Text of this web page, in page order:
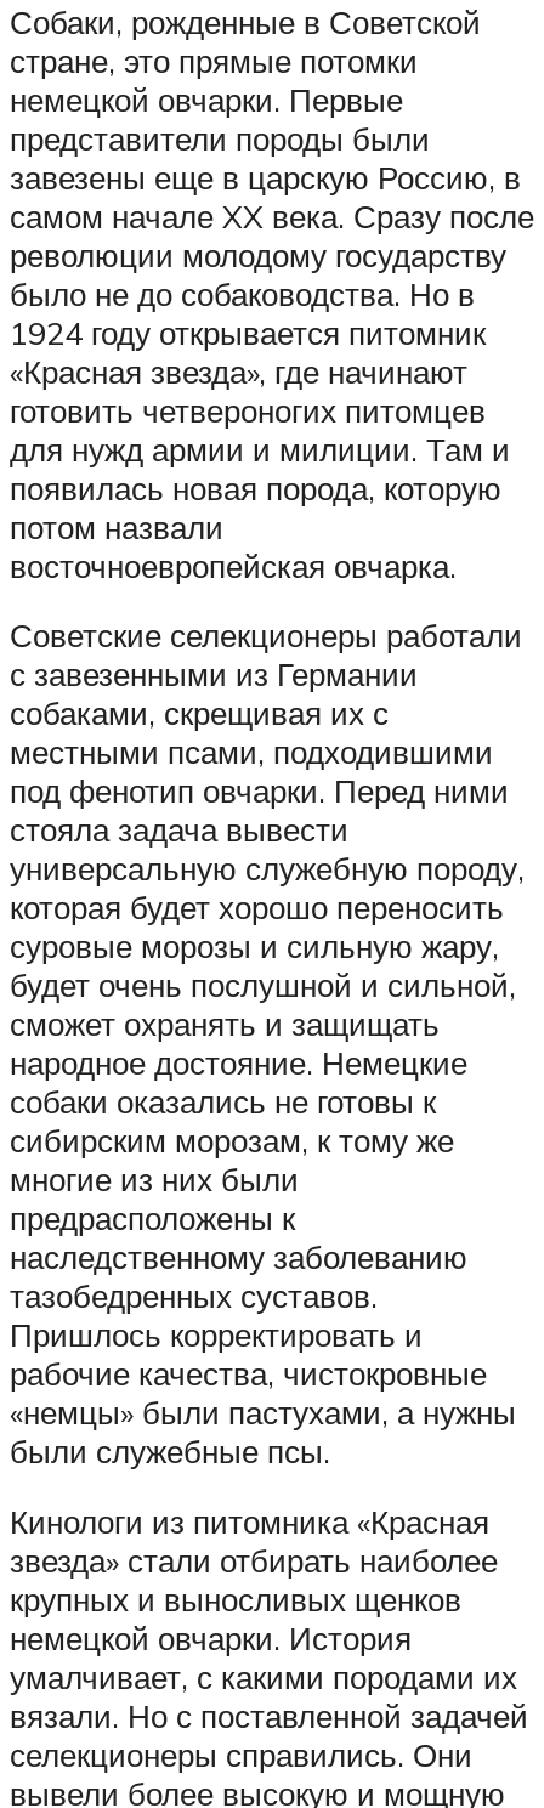
Собаки, рожденные в Советской
стране, это прямые потомки
немецкой овчарки. Первые
представители породы были
завезены еще в царскую Россию, в
самом начале XX века. Сразу после
революции молодому государству
было не до собаководства. Но в
1924 году открывается питомник
«Красная звезда», где начинают
готовить четвероногих питомцев
для нужд армии и милиции. Там и
появилась новая порода, которую
потом назвали
восточноевропейская овчарка.
Советские селекционеры работали
с завезенными из Германии
собаками, скрещивая их с
местными псами, подходившими
под фенотип овчарки. Перед ними
стояла задача вывести
универсальную служебную породу,
которая будет хорошо переносить
суровые морозы и сильную жару,
будет очень послушной и сильной,
сможет охранять и защищать
народное достояние. Немецкие
собаки оказались не готовы к
сибирским морозам, к тому же
многие из них были
предрасположены к
наследственному заболеванию
тазобедренных суставов.
Пришлось корректировать и
рабочие качества, чистокровные
«немцы» были пастухами, а нужны
были служебные псы.
Кинологи из питомника «Красная
звезда» стали отбирать наиболее
крупных и выносливых щенков
немецкой овчарки. История
умалчивает, с какими породами их
вязали. Но с поставленной задачей
селекционеры справились. Они
вывели более высокую и мощную